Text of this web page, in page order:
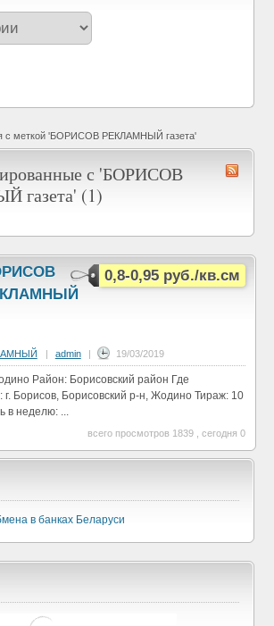
с меткой 'БОРИСОВ РЕКЛАМНЫЙ газета'
с 'БОРИСОВ
газета' (1)
0,8-0,95 руб./кв.см
| admin | 19/03/2019
Район: Борисовский район Где
г. Борисов, Борисовский р-н, Жодино Тираж: 10
в неделю: ...
всего просмотров 1839 , сегодня 0